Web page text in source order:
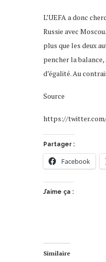
L’UEFA a donc
Russie avec
plus que les deux
pencher la
d’égalité. Au
Source
https://twitter.com/
Partager :
Facebook
J’aime ça :
Similaire